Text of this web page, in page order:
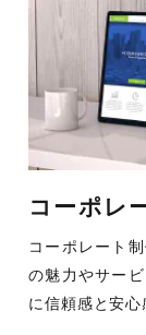
コーポレ
コーポレート
の魅力やサー
に信頼感と安心